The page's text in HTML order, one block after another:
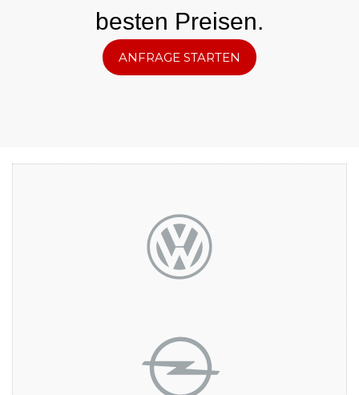
besten Preisen.
ANFRAGE STARTEN